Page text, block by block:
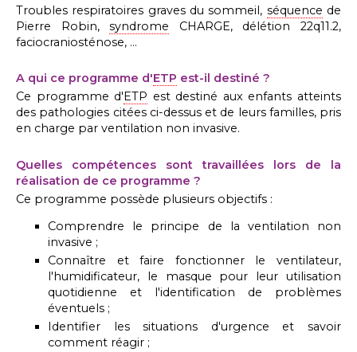
Troubles respiratoires graves du sommeil, séquence de
Pierre Robin,syndrome CHARGE, délétion 22q11.2,
faciocraniosténose, ...
A qui ce programme d'ETP est-il destiné ?
Ce programme d'ETP est destiné aux enfants atteints
des pathologies citées ci-dessus et de leurs familles, pris
en charge par ventilation non invasive.
Quelles compétences sont travaillées lors de la
réalisation de ce programme ?
Ce programme possède plusieurs objectifs :
Comprendre le principe de la ventilation non
invasive ;
Connaître et faire fonctionner le ventilateur,
l'humidificateur, le masque pour leur utilisation
quotidienne et l'identification de problèmes
éventuels ;
Identifier les situations d'urgence et savoir
comment réagir ;